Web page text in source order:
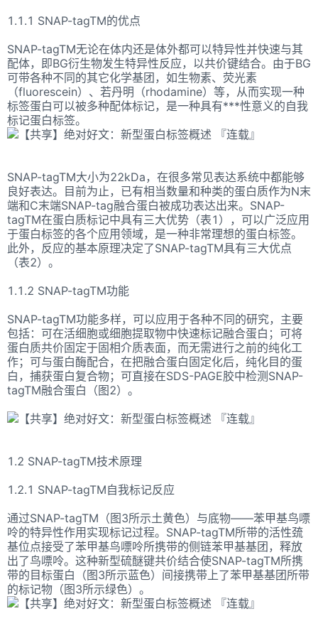
1.1.1 SNAP-tagTM的优点
SNAP-tagTM无论在体内还是体外都可以特异性并快速与其
配体，即BG衍生物发生特异性反应，以共价键结合。由于BG
可带各种不同的其它化学基团，如生物素、荧光素
（fluorescein）、若丹明（rhodamine）等，从而实现一种
标签蛋白可以被多种配体标记，是一种具有***性意义的自我
标记蛋白标签。
SNAP-tagTM大小为22kDa，在很多常见表达系统中都能够
良好表达。目前为止，已有相当数量和种类的蛋白质作为N末
端和C末端SNAP-tag融合蛋白被成功表达出来。SNAP-
tagTM在蛋白质标记中具有三大优势（表1），可以广泛应用
于蛋白标签的各个应用领域，是一种非常理想的蛋白标签。
此外，反应的基本原理决定了SNAP-tagTM具有三大优点
（表2）。
1.1.2 SNAP-tagTM功能
SNAP-tagTM功能多样，可以应用于各种不同的研究，主要
包括：可在活细胞或细胞提取物中快速标记融合蛋白；可将
蛋白质共价固定于固相介质表面，而无需进行之前的纯化工
作；可与蛋白酶配合，在把融合蛋白固定化后，纯化目的蛋
白，捕获蛋白复合物；可直接在SDS-PAGE胶中检测SNAP-
tagTM融合蛋白（图2）。
1.2 SNAP-tagTM技术原理
1.2.1 SNAP-tagTM自我标记反应
通过SNAP-tagTM（图3所示土黄色）与底物——苯甲基鸟嘌
呤的特异性作用实现标记过程。SNAP-tagTM所带的活性巯
基位点接受了苯甲基鸟嘌呤所携带的侧链苯甲基基团，释放
出了鸟嘌呤。这种新型硫醚键共价结合使SNAP-tagTM所携
带的目标蛋白（图3所示蓝色）间接携带上了苯甲基基团所带
的标记物（图3所示绿色）。